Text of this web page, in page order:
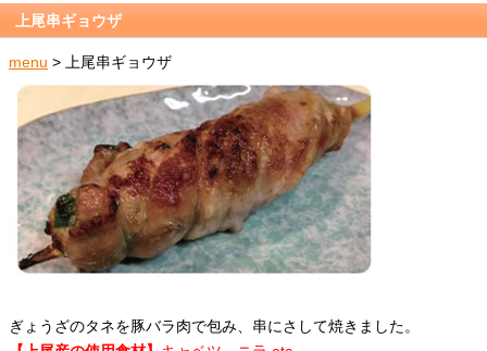
上尾串ギョウザ
menu > 上尾串ギョウザ
ぎょうざのタネを豚バラ肉で包み、串にさして焼きました。